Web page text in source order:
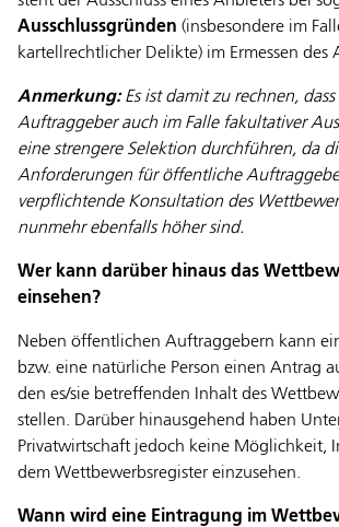
Ausschlussgründen (insbesondere im
kartellrechtlicher Delikte) im Ermessen des
Anmerkung: Es ist damit zu rechnen,
Auftraggeber auch im Falle fakultativer
eine strengere Selektion durchführen, da
Anforderungen für öffentliche
verpflichtende Konsultation des
nunmehr ebenfalls höher sind.
Wer kann darüber hinaus das
einsehen?
Neben öffentlichen Auftraggebern kann
bzw. eine natürliche Person einen Antrag
den es/sie betreffenden Inhalt des
stellen. Darüber hinausgehend haben
Privatwirtschaft jedoch keine Möglichkeit,
dem Wettbewerbsregister einzusehen.
Wann wird eine Eintragung im